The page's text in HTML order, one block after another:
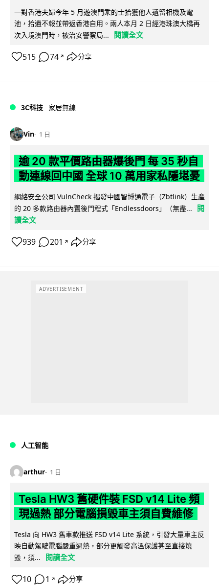
一對香港夫婦今年 5 月遊澳門乘的士拾獲他人遺留相機及電
池，拾遺不報並帶返香港自用。兩人本月 2 日經港珠澳大橋再
次入境澳門時，被治安警察局...
閱讀全文
515 74 ↗ 分享
3C科技 家居無線
Vin 1 日
逾 20 款平價路由器爆後門 每 35 秒自
動連線回中國 全球 10 萬用家私隱堪憂
網絡安全公司 VulnCheck 揭發中國智博通電子（Zbtlink）生產
的 20 多款路由器內置後門程式「Endlessdoors」（無盡...
閱
讀全文
939 201 ↗ 分享
ADVERTISEMENT
人工智能
arthur 1 日
Tesla HW3 舊硬件裝 FSD v14 Lite 頻
現過熱 部分電腦損毀車主須自費維修
Tesla 向 HW3 舊車款推送 FSD v14 Lite 系統，引發大量車主反
映自動駕駛電腦嚴重過熱，部分更觸發高溫保護甚至直接燒
毀，須...
閱讀全文
10 1 ↗ 分享